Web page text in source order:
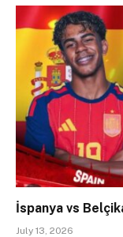
İspanya vs
July 13, 2026